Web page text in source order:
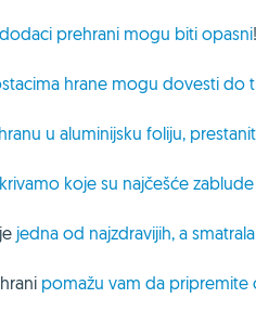
prehrani mogu biti opasni!
hrane mogu dovesti do
u aluminijsku foliju,
koje su najčešće
jedna od najzdravijih, a
pomažu vam da pripremite